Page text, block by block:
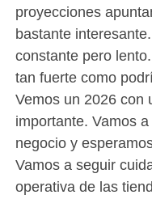
proyecciones
bastante
constante pero
tan fuerte como
Vemos un 2026 con
importante. Vamos
negocio y
Vamos a seguir
operativa de las